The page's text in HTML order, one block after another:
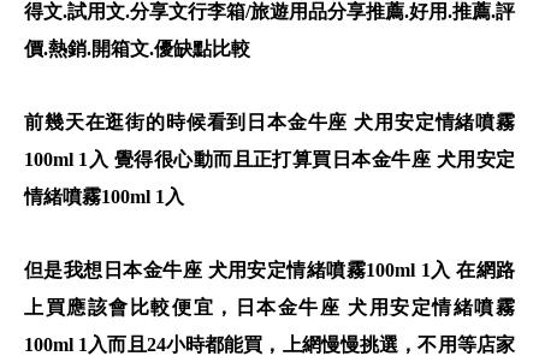
得文.試用文.分享文行李箱/旅遊用品分享推薦.好用.推薦.評
價.熱銷.開箱文.優缺點比較
前幾天在逛街的時候看到日本金牛座 犬用安定情緒噴霧
100ml 1入 覺得很心動而且正打算買日本金牛座 犬用安定
情緒噴霧100ml 1入
但是我想日本金牛座 犬用安定情緒噴霧100ml 1入 在網路
上買應該會比較便宜，日本金牛座 犬用安定情緒噴霧
100ml 1入而且24小時都能買，上網慢慢挑選，不用等店家